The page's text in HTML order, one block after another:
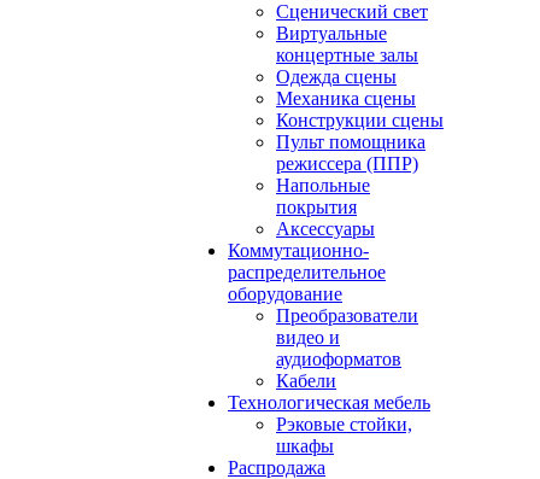
Сценический свет
Виртуальные
концертные залы
Одежда сцены
Механика сцены
Конструкции сцены
Пульт помощника
режиссера (ППР)
Напольные
покрытия
Аксессуары
Коммутационно-
распределительное
оборудование
Преобразователи
видео и
аудиоформатов
Кабели
Технологическая мебель
Рэковые стойки,
шкафы
Распродажа